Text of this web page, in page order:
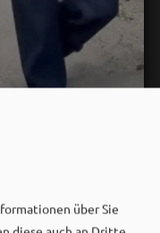
und hol dir deinen
über Sie